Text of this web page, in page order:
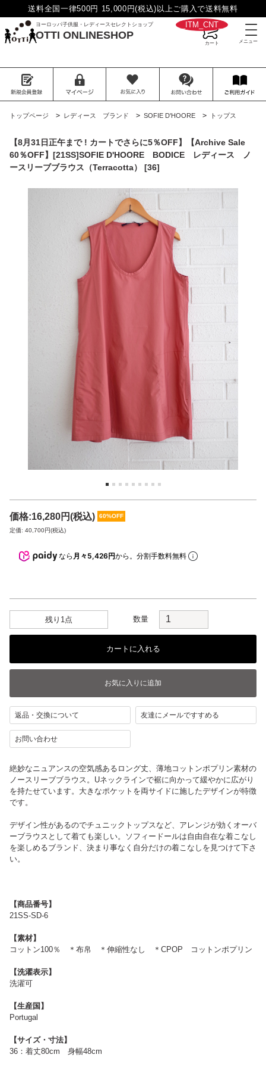
送料全国一律500円 15,000円(税込)以上ご購入で送料無料
ヨーロッパ子供服・レディースセレクトショップ
OTTI ONLINESHOP
__ITM_CNT__
トップページ > レディース ブランド > SOFIE D'HOORE > トップス
【8月31日正午まで ! カートでさらに5％OFF】【Archive Sale
60％OFF】[21SS]SOFIE D'HOORE BODICE レディース ノ
ースリーブブラウス（Terracotta） [36]
価格:16,280円(税込) 60%OFF
定価: 40,700円(税込)
なら 月々5,426円から。分割手数料無料
残り1点 数量
返品・交換について 友達にメールですすめる
お問い合わせ
絶妙なニュアンスの空気感あるロング丈、薄地コットンポプリン素材の
ノースリーブブラウス。Uネックラインで裾に向かって緩やかに広がり
を持たせています。大きなポケットを両サイドに施したデザインが特徴
です。
デザイン性があるのでチュニックトップスなど、アレンジが効くオーバ
ーブラウスとして着ても楽しい。ソフィードールは自由自在な着こなし
を楽しめるブランド、決まり事なく自分だけの着こなしを見つけて下さ
い。
【商品番号】
21SS-SD-6
【素材】
コットン100％ ＊布帛 ＊伸縮性なし ＊CPOP コットンポプリン
【洗濯表示】
洗濯可
【生産国】
Portugal
【サイズ・寸法】
36：着丈80cm 身幅48cm